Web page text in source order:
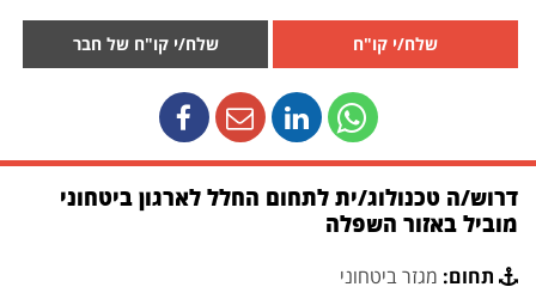
שלח/י קו"ח שלח/י קו"ח של חבר
דרוש/ה טכנולוג/ית לתחום החלל לארגון ביטחוני
מוביל באזור השפלה
תחום: מגזר ביטחוני